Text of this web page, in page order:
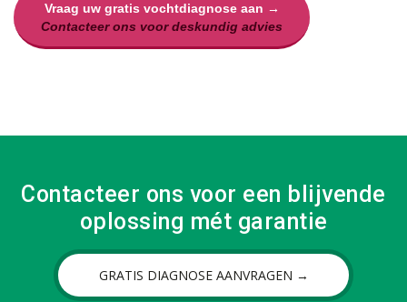
Vraag uw gratis vochtdiagnose aan →
Contacteer ons voor deskundig advies
Contacteer ons voor een blijvende
oplossing mét garantie
GRATIS DIAGNOSE AANVRAGEN →